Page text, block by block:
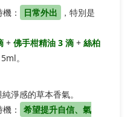
：
日常外出
，特別是
+ 佛手柑精油 3 滴 + 絲柏
。
淨感的草本香氣。
：
希望提升自信、氣